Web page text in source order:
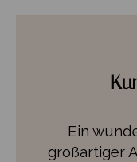
Eine ganz